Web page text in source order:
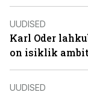
UUDISED
Karl Oder
on isiklik
UUDISED